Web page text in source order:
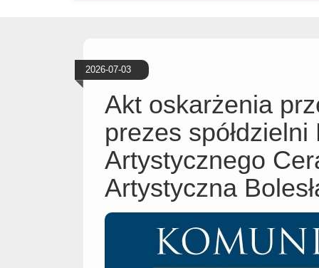
2026-07-03
Akt oskarżenia
prezes spółdzielni
Artystycznego
Artystyczna